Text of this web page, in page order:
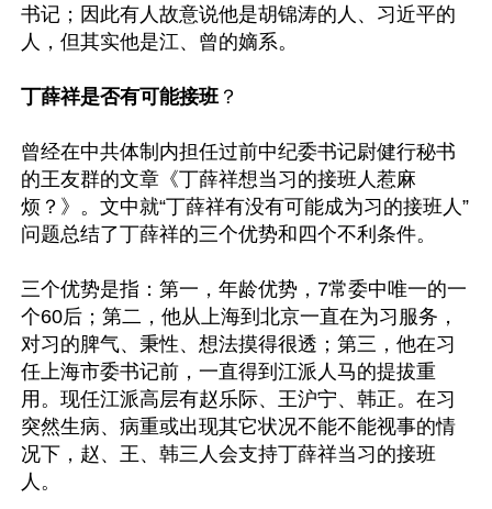
书记；因此有人故意说他是胡锦涛的人、习近平的
人，但其实他是江、曾的嫡系。
丁薛祥是否有可能接班？
曾经在中共体制内担任过前中纪委书记尉健行秘书
的王友群的文章《丁薛祥想当习的接班人惹麻
烦？》。文中就“丁薛祥有没有可能成为习的接班人”
问题总结了丁薛祥的三个优势和四个不利条件。
三个优势是指：第一，年龄优势，7常委中唯一的一
个60后；第二，他从上海到北京一直在为习服务，
对习的脾气、秉性、想法摸得很透；第三，他在习
任上海市委书记前，一直得到江派人马的提拔重
用。现任江派高层有赵乐际、王沪宁、韩正。在习
突然生病、病重或出现其它状况不能不能视事的情
况下，赵、王、韩三人会支持丁薛祥当习的接班
人。